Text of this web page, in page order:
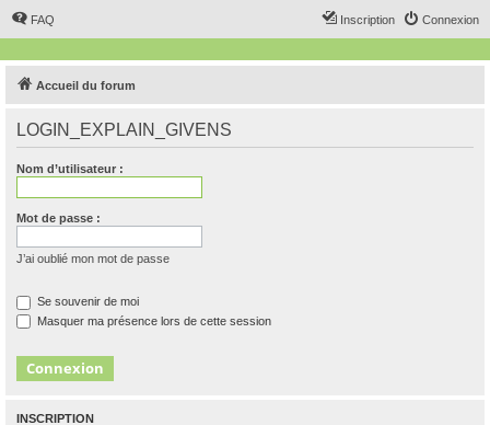
FAQ Connexion
Inscription
Accueil du forum
LOGIN_EXPLAIN_GIVENS
Nom d’utilisateur :
Mot de passe :
J’ai oublié mon mot de passe
Se souvenir de moi
Masquer ma présence lors de cette session
INSCRIPTION